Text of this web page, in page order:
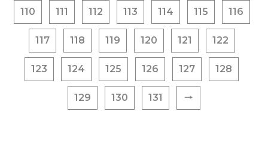
110 111 112 113 114 115 116
117 118 119 120 121 122
123 124 125 126 127 128
129 130 131 🠒